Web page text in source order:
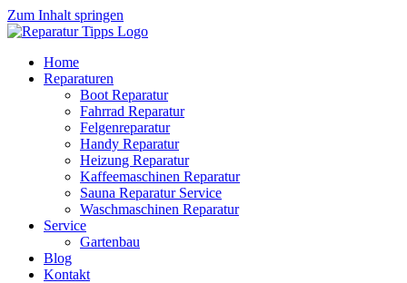
Zum Inhalt springen
Home
Reparaturen
Boot Reparatur
Fahrrad Reparatur
Felgenreparatur
Handy Reparatur
Heizung Reparatur
Kaffeemaschinen Reparatur
Sauna Reparatur Service
Waschmaschinen Reparatur
Service
Gartenbau
Blog
Kontakt